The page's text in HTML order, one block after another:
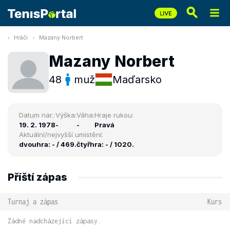
Hráči Mazany Norbert
Mazany Norbert
48 muž Maďarsko
Datum nar.:
19. 2. 1978
Výška:
-
Váha:
-
Hraje rukou:
Pravá
Aktuální/nejvyšší umístění:
dvouhra: - / 469.čtyřhra: - / 1020.
Příští zápas
Turnaj a zápas Kurs
Žádné nadcházející zápasy.